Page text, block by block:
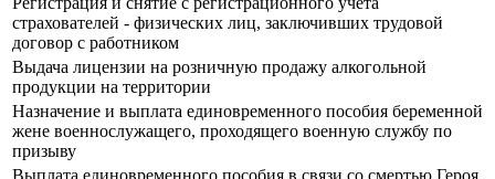
страхователей - физических лиц, заключивших трудовой
договор с работником
Выдача лицензии на розничную продажу алкогольной
продукции на территории
Назначение и выплата единовременного пособия беременной
жене военнослужащего, проходящего военную службу по
призыву